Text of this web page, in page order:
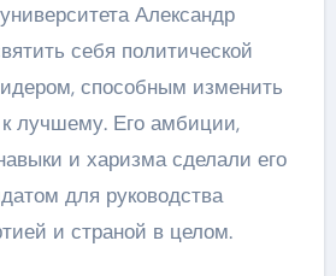
Александр
себя политической
способным изменить
к лучшему. Его амбиции,
и харизма сделали его
для руководства
и страной в целом.